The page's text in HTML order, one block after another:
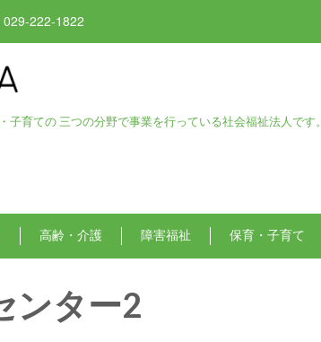
029-222-1822
子育ての 三つの分野で事業を行っている社会福祉法人で
高齢・介護 障害福祉 保育・子育て
ンター2